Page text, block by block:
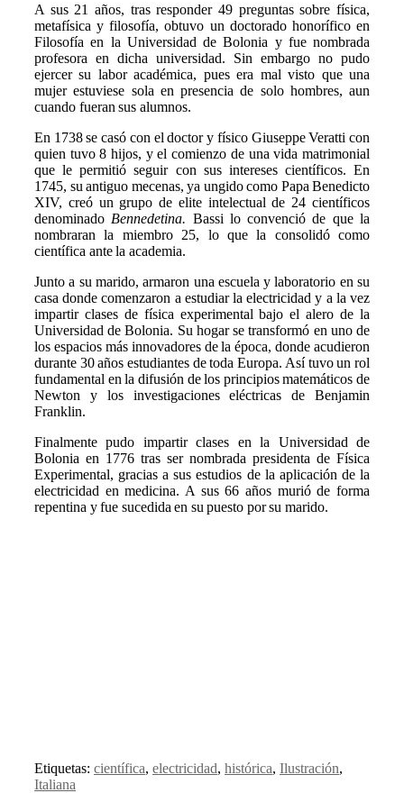
A sus 21 años, tras responder 49 preguntas sobre física,
metafísica y filosofía, obtuvo un doctorado honorífico en
Filosofía en la Universidad de Bolonia y fue nombrada
profesora en dicha universidad. Sin embargo no pudo
ejercer su labor académica, pues era mal visto que una
mujer estuviese sola en presencia de solo hombres, aun
cuando fueran sus alumnos.
En 1738 se casó con el doctor y físico Giuseppe Veratti con
quien tuvo 8 hijos, y el comienzo de una vida matrimonial
que le permitió seguir con sus intereses científicos. En
1745, su antiguo mecenas, ya ungido como Papa Benedicto
XIV, creó un grupo de elite intelectual de 24 científicos
denominado Bennedetina. Bassi lo convenció de que la
nombraran la miembro 25, lo que la consolidó como
científica ante la academia.
Junto a su marido, armaron una escuela y laboratorio en su
casa donde comenzaron a estudiar la electricidad y a la vez
impartir clases de física experimental bajo el alero de la
Universidad de Bolonia. Su hogar se transformó en uno de
los espacios más innovadores de la época, donde acudieron
durante 30 años estudiantes de toda Europa. Así tuvo un rol
fundamental en la difusión de los principios matemáticos de
Newton y los investigaciones eléctricas de Benjamin
Franklin.
Finalmente pudo impartir clases en la Universidad de
Bolonia en 1776 tras ser nombrada presidenta de Física
Experimental, gracias a sus estudios de la aplicación de la
electricidad en medicina. A sus 66 años murió de forma
repentina y fue sucedida en su puesto por su marido.
Etiquetas: científica, electricidad, histórica, Ilustración,
Italiana